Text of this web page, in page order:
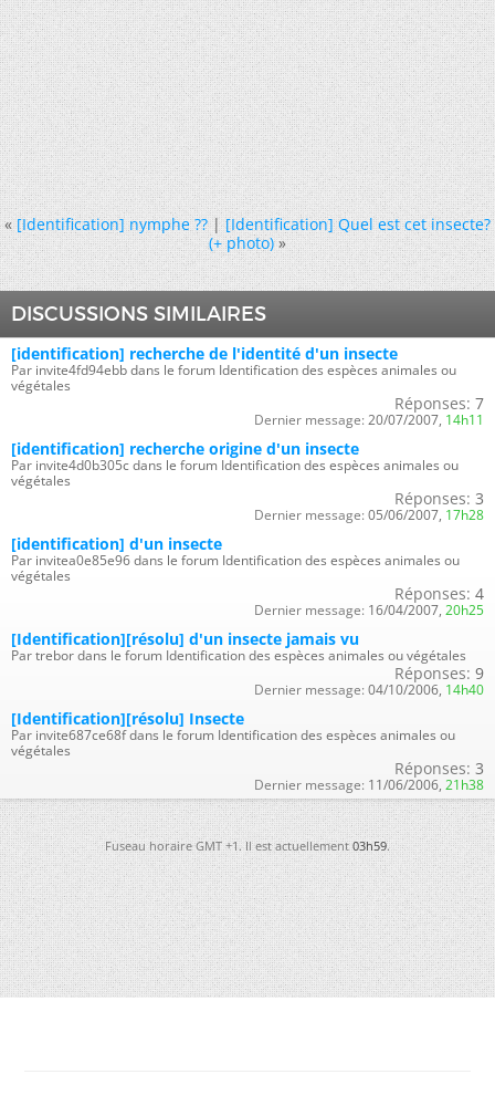
« [Identification] nymphe ??|[Identification] Quel est cet insecte?
(+ photo) »
DISCUSSIONS SIMILAIRES
[identification] recherche de l'identité d'un insecte
Par invite4fd94ebb dans le forum Identification des espèces animales ou
végétales
Réponses: 7
Dernier message: 20/07/2007, 14h11
[identification] recherche origine d'un insecte
Par invite4d0b305c dans le forum Identification des espèces animales ou
végétales
Réponses: 3
Dernier message: 05/06/2007, 17h28
[identification] d'un insecte
Par invitea0e85e96 dans le forum Identification des espèces animales ou
végétales
Réponses: 4
Dernier message: 16/04/2007, 20h25
[Identification][résolu] d'un insecte jamais vu
Par trebor dans le forum Identification des espèces animales ou végétales
Réponses: 9
Dernier message: 04/10/2006, 14h40
[Identification][résolu] Insecte
Par invite687ce68f dans le forum Identification des espèces animales ou
végétales
Réponses: 3
Dernier message: 11/06/2006, 21h38
Fuseau horaire GMT +1. Il est actuellement03h59.